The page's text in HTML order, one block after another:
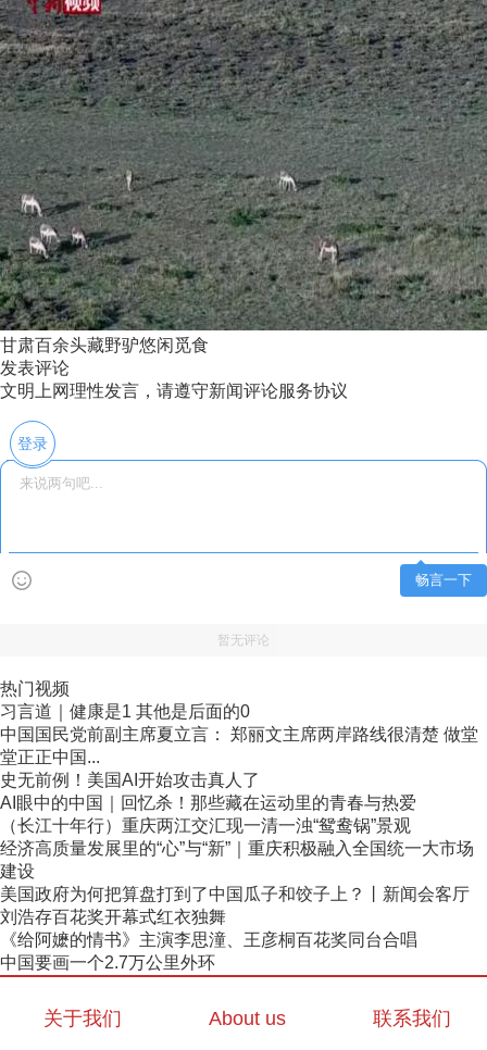
甘肃百余头藏野驴悠闲觅食
发表评论
文明上网理性发言，请遵守新闻评论服务协议
登录
畅言一下
暂无评论
热门视频
习言道｜健康是1 其他是后面的0
中国国民党前副主席夏立言： 郑丽文主席两岸路线很清楚 做堂
堂正正中国...
史无前例！美国AI开始攻击真人了
AI眼中的中国｜回忆杀！那些藏在运动里的青春与热爱
（长江十年行）重庆两江交汇现一清一浊“鸳鸯锅”景观
经济高质量发展里的“心”与“新”｜重庆积极融入全国统一大市场
建设
美国政府为何把算盘打到了中国瓜子和饺子上？丨新闻会客厅
刘浩存百花奖开幕式红衣独舞
《给阿嬷的情书》主演李思潼、王彦桐百花奖同台合唱
中国要画一个2.7万公里外环
关于我们 About us 联系我们